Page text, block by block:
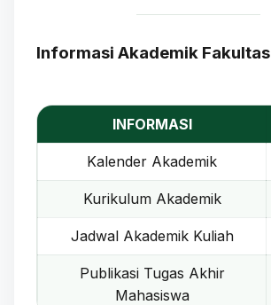
Informasi Akademik Fakultas
INFORMASI
Kalender Akademik
Kurikulum Akademik
Jadwal Akademik Kuliah
Publikasi Tugas Akhir
Mahasiswa